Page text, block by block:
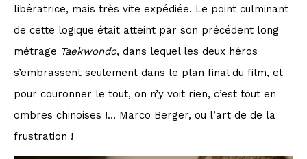
libératrice, mais très vite expédiée. Le point culminant
de cette logique était atteint par son précédent long
métrage Taekwondo, dans lequel les deux héros
s’embrassent seulement dans le plan final du film, et
pour couronner le tout, on n’y voit rien, c’est tout en
ombres chinoises !… Marco Berger, ou l’art de de la
frustration !